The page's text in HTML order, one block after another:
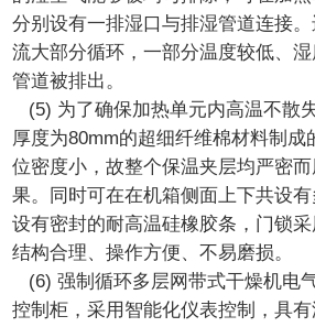
分别设有一排湿口与排湿管道连接
流大部分循环，一部分温度较低、
管道被排出。
(5) 为了确保加热单元内高温不散
厚度为80mm的超细纤维棉材料制成
位密度小，故整个保温夹层均严密
果。同时可在在机箱侧面上下共设
设有密封的耐高温硅橡胶条，门锁
结构合理、操作方便、不易磨损。
(6) 强制循环多层网带式干燥机电
控制柜，采用智能化仪表控制，具